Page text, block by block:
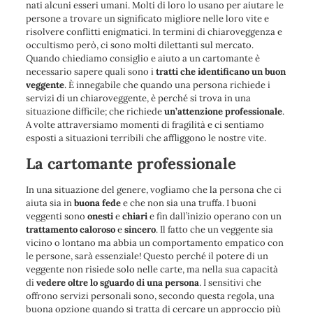
nati alcuni esseri umani. Molti di loro lo usano per aiutare le
persone a trovare un significato migliore nelle loro vite e
risolvere conflitti enigmatici. In termini di chiaroveggenza e
occultismo però, ci sono molti dilettanti sul mercato.
Quando chiediamo consiglio e aiuto a un cartomante è
necessario sapere quali sono itratti che identificano un buon
veggente. È innegabile che quando una persona richiede i
servizi di un chiaroveggente, è perché si trova in una
situazione difficile; che richiedeun’attenzioneprofessionale.
A volte attraversiamo momenti di fragilità e ci sentiamo
esposti a situazioni terribili che affliggono le nostre vite.
La cartomante professionale
In una situazione del genere, vogliamo che la persona che ci
aiuta sia inbuona fedee che non sia una truffa. I buoni
veggenti sono onestiechiarie fin dall’inizio operano con un
trattamentocalorosoesincero. Il fatto che un veggente sia
vicino o lontano ma abbia un comportamento empatico con
le persone, sarà essenziale! Questo perché il potere di un
veggente non risiede solo nelle carte, ma nella sua capacità
divedere oltre lo sguardo di una persona. I sensitivi che
offrono servizi personali sono, secondo questa regola, una
buona opzione quando si tratta di cercare un approccio più